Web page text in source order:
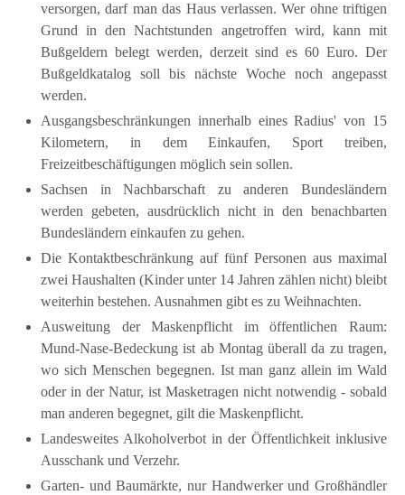
versorgen, darf man das Haus verlassen. Wer ohne triftigen
Grund in den Nachtstunden angetroffen wird, kann mit
Bußgeldern belegt werden, derzeit sind es 60 Euro. Der
Bußgeldkatalog soll bis nächste Woche noch angepasst
werden.
Ausgangsbeschränkungen innerhalb eines Radius' von 15
Kilometern, in dem Einkaufen, Sport treiben,
Freizeitbeschäftigungen möglich sein sollen.
Sachsen in Nachbarschaft zu anderen Bundesländern
werden gebeten, ausdrücklich nicht in den benachbarten
Bundesländern einkaufen zu gehen.
Die Kontaktbeschränkung auf fünf Personen aus maximal
zwei Haushalten (Kinder unter 14 Jahren zählen nicht) bleibt
weiterhin bestehen. Ausnahmen gibt es zu Weihnachten.
Ausweitung der Maskenpflicht im öffentlichen Raum:
Mund-Nase-Bedeckung ist ab Montag überall da zu tragen,
wo sich Menschen begegnen. Ist man ganz allein im Wald
oder in der Natur, ist Masketragen nicht notwendig - sobald
man anderen begegnet, gilt die Maskenpflicht.
Landesweites Alkoholverbot in der Öffentlichkeit inklusive
Ausschank und Verzehr.
Garten- und Baumärkte, nur Handwerker und Großhändler